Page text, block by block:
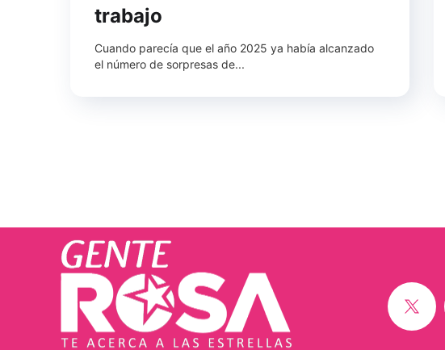
trabajo
Cuando parecía que el año 2025 ya había alcanzado
el número de sorpresas de...